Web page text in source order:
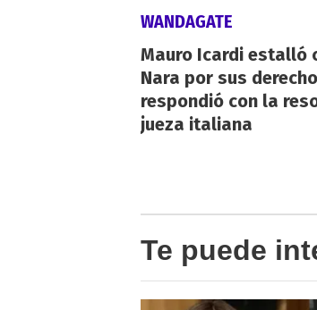
WANDAGATE
Mauro Icardi estalló
Nara por sus
respondió con la
jueza italiana
Te puede